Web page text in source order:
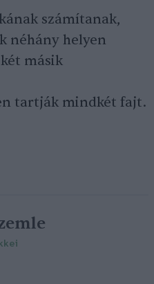
számítanak,
néhány helyen
másik
tartják mindkét fajt.